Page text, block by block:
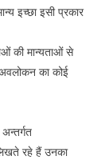
इच्छा इसी प्रकार
की मान्यताओं से
का कोई
रहे हैं उनका